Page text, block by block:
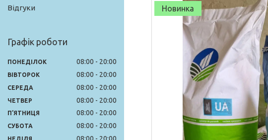
Новинка
Відгуки
Графік роботи
ПОНЕДІЛОК 08:00 20:00
ВІВТОРОК 08:00 20:00
СЕРЕДА 08:00 20:00
ЧЕТВЕР 08:00 20:00
ПʼЯТНИЦЯ 08:00 20:00
СУБОТА 08:00 20:00